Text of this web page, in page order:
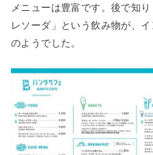
メニューは豊富です。後で知
レソーダ」という飲み物が、
のようでした。